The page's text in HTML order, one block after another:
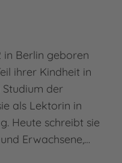
in Berlin geboren
ihrer Kindheit in
Studium der
als Lektorin in
Heute schreibt sie
Erwachsene,…